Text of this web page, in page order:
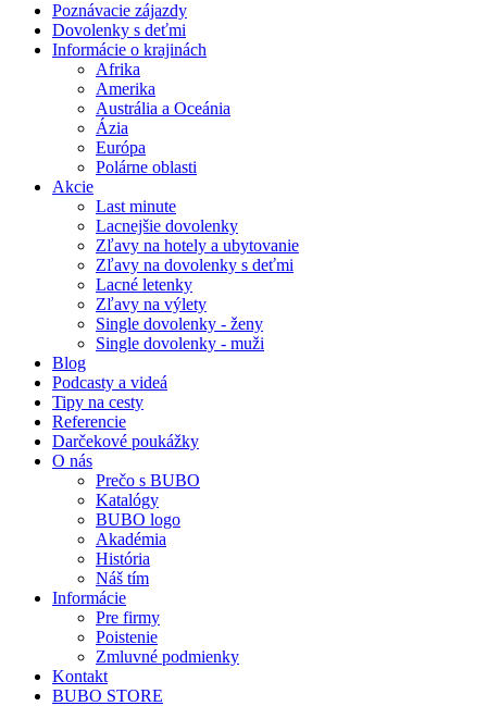
Poznávacie zájazdy
Dovolenky s deťmi
Informácie o krajinách
Afrika
Amerika
Austrália a Oceánia
Ázia
Európa
Polárne oblasti
Akcie
Last minute
Lacnejšie dovolenky
Zľavy na hotely a ubytovanie
Zľavy na dovolenky s deťmi
Lacné letenky
Zľavy na výlety
Single dovolenky - ženy
Single dovolenky - muži
Blog
Podcasty a videá
Tipy na cesty
Referencie
Darčekové poukážky
O nás
Prečo s BUBO
Katalógy
BUBO logo
Akadémia
História
Náš tím
Informácie
Pre firmy
Poistenie
Zmluvné podmienky
Kontakt
BUBO STORE